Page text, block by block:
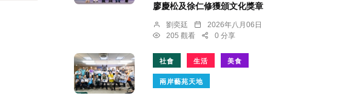
廖慶松及徐仁修獲頒文化獎章
劉奕廷
2026年八月06日
205 觀看
0 分享
社會 生活 美食
兩岸藝苑天地